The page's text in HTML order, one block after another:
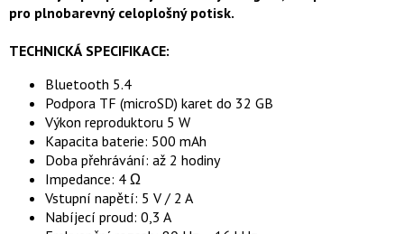
pro plnobarevný celoplošný potisk.
TECHNICKÁ SPECIFIKACE:
Bluetooth 5.4
Podpora TF (microSD) karet do 32 GB
Výkon reproduktoru 5 W
Kapacita baterie: 500 mAh
Doba přehrávání: až 2 hodiny
Impedance: 4 Ω
Vstupní napětí: 5 V / 2 A
Nabíjecí proud: 0,3 A